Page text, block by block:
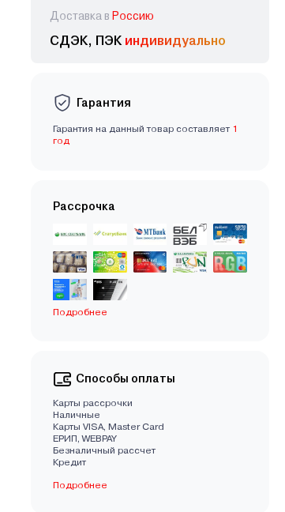
Доставка в Россию
СДЭК, ПЭК индивидуально
Гарантия
Гарантия на данный товар составляет 1
год
Рассрочка
Подробнее
Способы оплаты
Карты рассрочки
Наличные
Карты VISA, Master Card
EРИП, WEBPAY
Безналичный рассчет
Кредит
Подробнее